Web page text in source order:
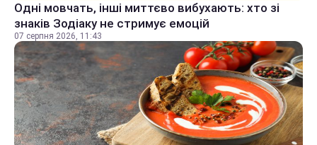
Одні мовчать, інші миттєво вибухають: хто зі
знаків Зодіаку не стримує емоцій
07 серпня 2026, 11:43